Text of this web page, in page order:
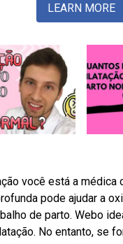
LEARN MORE
você está a
pode ajudar a
de parto. Webo
No entanto, se